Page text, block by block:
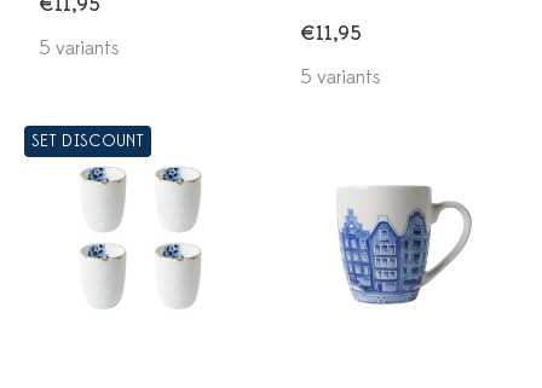
€11,95
5 variants
€11,95
5 variants
SET DISCOUNT